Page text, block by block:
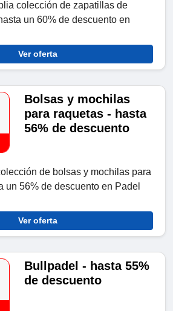
colección de zapatillas de
un 60% de descuento en
Ver oferta
Bolsas y mochilas
para raquetas - hasta
56% de descuento
de bolsas y mochilas para
un 56% de descuento en Padel
Ver oferta
Bullpadel - hasta 55%
de descuento